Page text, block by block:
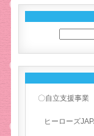
〇自立支援事業
ヒーローズ